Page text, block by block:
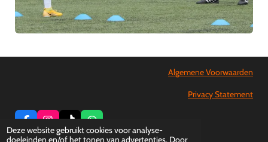
Deze website gebruikt cookies voor analyse-
doeleinden en/of het tonen van advertenties. Door
Algemene Voorwaarden
Privacy Statement
a
n
i
h
© 2016 - 2026 Voetbalschool TIC